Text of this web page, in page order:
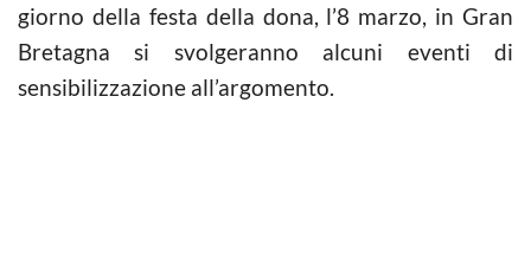
giorno della festa della dona, l’8 marzo, in Gran
Bretagna si svolgeranno alcuni eventi di
sensibilizzazione all’argomento.